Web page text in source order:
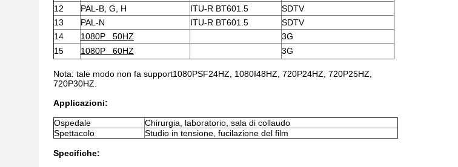
12
PAL-B, G, H ITU-R BT601.5
SDTV
13
PAL-N ITU-R BT601.5
SDTV
14
1080P 50HZ
3G
15
1080P 60HZ 3G
Nota: tale modo non fa support1080PSF24HZ, 1080I48HZ, 720P24HZ, 720P25HZ,
720P30HZ.
Applicazioni:
Ospedale
Chirurgia, laboratorio, sala di collaudo
Spettacolo
Studio in tensione, fucilazione del film
Specifiche: